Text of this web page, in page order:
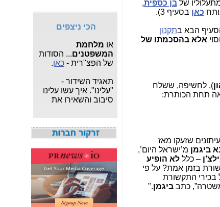
שלבן כספית,
כאן בסעיף 3).
הבא בתקנון
אלא בהסכמתו של
), לחשיפה, ששלח
תחת הכותרת:
שזעקו מאז
ביגמן מ’ישראל היום’,
– כלללא הופיע
בזמן אמת? על פי
התקשורת
כתבביגמן."
לצילום ותמונות, הכל
מעוניין לבנות ולתפעל
אתר אישי או עסקי
הכי ניצפים
צא"פ -כאן.
מלחמת חרבות ברזל
מלחמת
המשפטנים
של הפצ"רית - כאן.
"עלינו". איך עשו עלינו
סיבוב והשאירו את
אגרת הטלוויזיה - כאן
מגהרץ יש בחיבור
LTE? מי ספק הסלולר
המהיר בישראל? -כאן
חשיפת מה שאילנה
דיין לא פרסמה ב"ערוץ
2" על תעלולי השר
משה כחלון -כאן